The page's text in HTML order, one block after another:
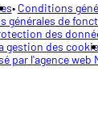
Conditions
générales de
des
gestion des
par l'agence web